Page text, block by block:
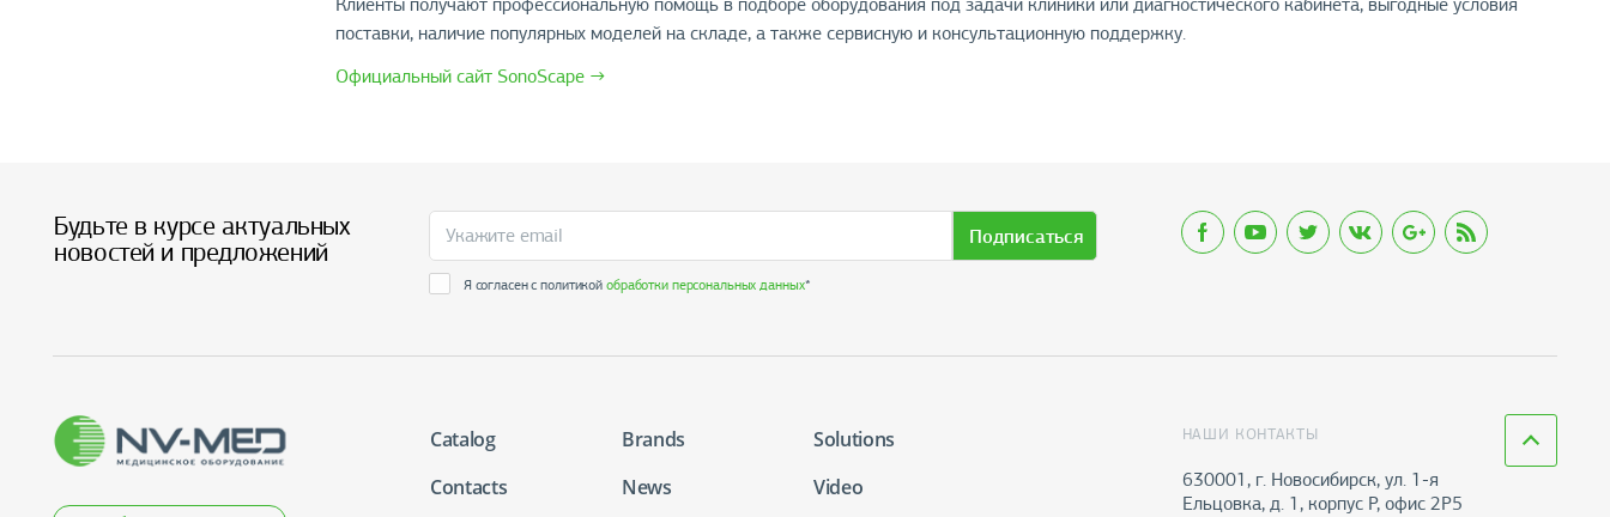
Клиенты получают профессиональную помощь в подборе оборудования под задачи клиники или диагностического кабинета, выгодные условия
поставки, наличие популярных моделей на складе, а также сервисную и консультационную поддержку.
Официальный сайт SonoScape →
Будьте в курсе актуальных
новостей и предложений
Подписаться
Я согласен с политикойобработки персональных данных*
Catalog Brands
Solutions
Contacts
News Video
НАШИ КОНТАКТЫ
630001, г. Новосибирск, ул. 1-я
Ельцовка, д. 1, корпус Р, офис 2Р5